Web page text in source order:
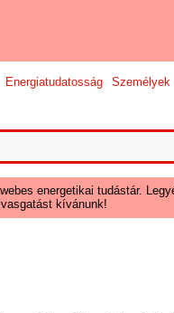
Energiatudatosság Személyek
energetikai tudástár.
kívánunk!